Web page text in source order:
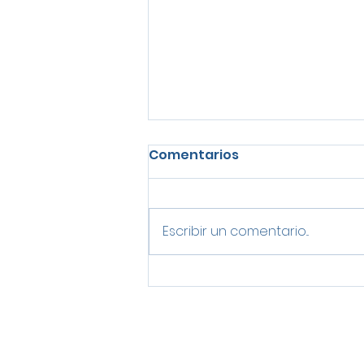
Las tendencias en
Comentarios
Escribir un comentario...